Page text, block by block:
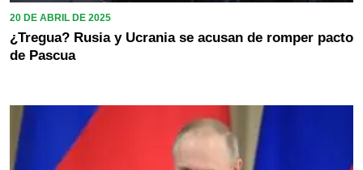
20 DE ABRIL DE 2025
¿Tregua? Rusia y Ucrania se acusan de romper pacto
de Pascua